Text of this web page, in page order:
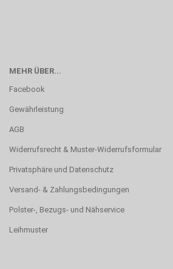
MEHR ÜBER...
Facebook
Gewährleistung
AGB
Widerrufsrecht & Muster-Widerrufsformular
Privatsphäre und Datenschutz
Versand- & Zahlungsbedingungen
Polster-, Bezugs- und Nähservice
Leihmuster